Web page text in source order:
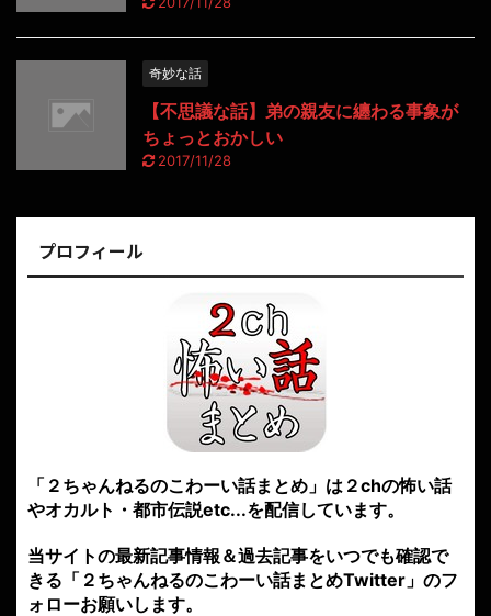
奇妙な話
【不思議な話】弟の親友に纏わる事象が
ちょっとおかしい
2017/11/28
プロフィール
「２ちゃんねるのこわーい話まとめ」は２chの怖い話
やオカルト・都市伝説etc...を配信しています。
当サイトの最新記事情報＆過去記事をいつでも確認で
きる「２ちゃんねるのこわーい話まとめTwitter」のフ
ォローお願いします。